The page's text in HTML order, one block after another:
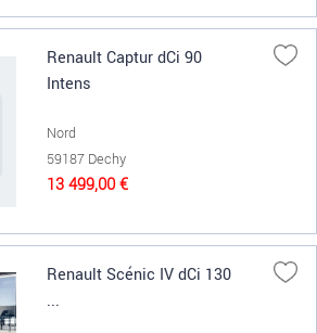
Renault Captur dCi 90
Intens
Nord
59187 Dechy
13 499,00 €
Renault Scénic IV dCi 130
...